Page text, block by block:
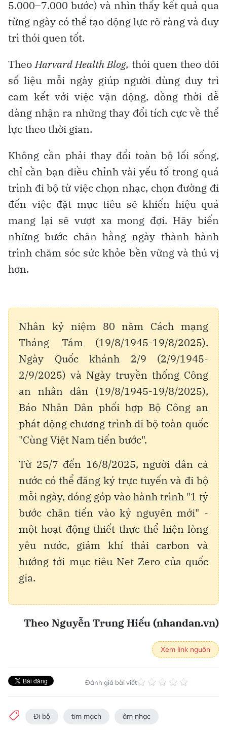
5.000–7.000 bước) và nhìn thấy kết quả qua
từng ngày có thể tạo động lực rõ ràng và duy
trì thói quen tốt.
TheoHarvard Health Blog, thói quen theo dõi
số liệu mỗi ngày giúp người dùng duy trì
cam kết với việc vận động, đồng thời dễ
dàng nhận ra những thay đổi tích cực về thể
lực theo thời gian.
Không cần phải thay đổi toàn bộ lối sống,
chỉ cần bạn điều chỉnh vài yếu tố trong quá
trình đi bộ từ việc chọn nhạc, chọn đường đi
đến việc đặt mục tiêu sẽ khiến hiệu quả
mang lại sẽ vượt xa mong đợi. Hãy biến
những bước chân hằng ngày thành hành
trình chăm sóc sức khỏe bền vững và thú vị
hơn.
Nhân kỷ niệm 80 năm Cách mạng
Tháng Tám (19/8/1945-19/8/2025),
Ngày Quốc khánh 2/9 (2/9/1945-
2/9/2025) và Ngày truyền thống Công
an nhân dân (19/8/1945-19/8/2025),
Báo Nhân Dân phối hợp Bộ Công an
phát động chương trình đi bộ toàn quốc
"Cùng Việt Nam tiến bước".
Từ 25/7 đến 16/8/2025, người dân cả
nước có thể đăng ký trực tuyến và đi bộ
mỗi ngày, đóng góp vào hành trình "1 tỷ
bước chân tiến vào kỷ nguyên mới" -
một hoạt động thiết thực thể hiện lòng
yêu nước, giảm khí thải carbon và
hướng tới mục tiêu Net Zero của quốc
gia.
Theo Nguyễn Trung Hiếu (nhandan.vn)
Xem link nguồn
Đánh giá bài viết
Đi bộ tim mạch âm nhạc